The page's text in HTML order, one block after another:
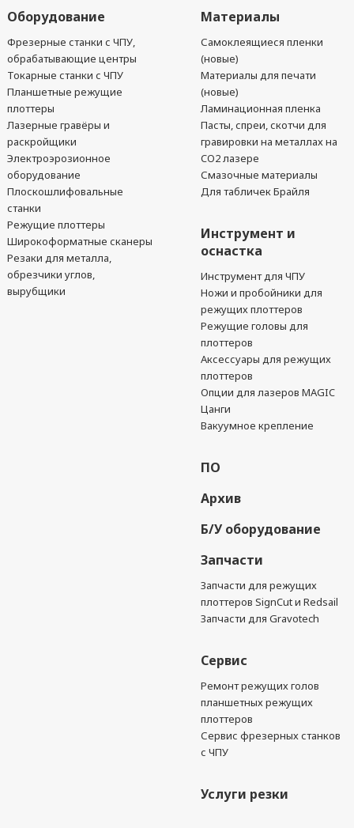
Оборудование
Фрезерные станки с ЧПУ,
обрабатывающие центры
Токарные станки с ЧПУ
Планшетные режущие
плоттеры
Лазерные гравёры и
раскройщики
Электроэрозионное
оборудование
Плоскошлифовальные
станки
Режущие плоттеры
Широкоформатные сканеры
Резаки для металла,
обрезчики углов,
вырубщики
Материалы
Самоклеящиеся пленки
(новые)
Материалы для печати
(новые)
Ламинационная пленка
Пасты, спреи, скотчи для
гравировки на металлах на
CO2 лазере
Смазочные материалы
Для табличек Брайля
Инструмент и
оснастка
Инструмент для ЧПУ
Ножи и пробойники для
режущих плоттеров
Режущие головы для
плоттеров
Аксессуары для режущих
плоттеров
Опции для лазеров MAGIC
Цанги
Вакуумное крепление
ПО
Архив
Б/У оборудование
Запчасти
Запчасти для режущих
плоттеров SignCut и Redsail
Запчасти для Gravotech
Сервис
Ремонт режущих голов
планшетных режущих
плоттеров
Сервис фрезерных станков
с ЧПУ
Услуги резки